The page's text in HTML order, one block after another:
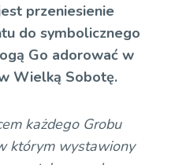
przeniesienie
do symbolicznego
Go adorować w
Wielką Sobotę.
każdego Grobu
którym wystawiony